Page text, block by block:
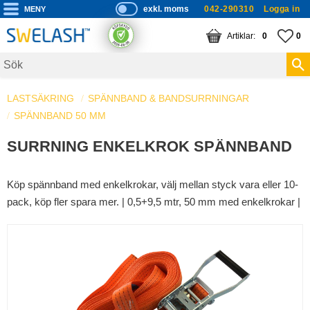
Meny
P
ri
s
s
exkl. moms 042-290310 Logga in
0
KUNDVAGN
ANTAL 0
LASTSÄKRING
SPÄNNBAND & BANDSURRNINGAR
SPÄNNBAND 50 MM
SURRNING ENKELKROK SPÄNNBAND
Köp spännband med enkelkrokar, välj mellan styck vara eller 10-
pack, köp fler spara mer. | 0,5+9,5 mtr, 50 mm med enkelkrokar |